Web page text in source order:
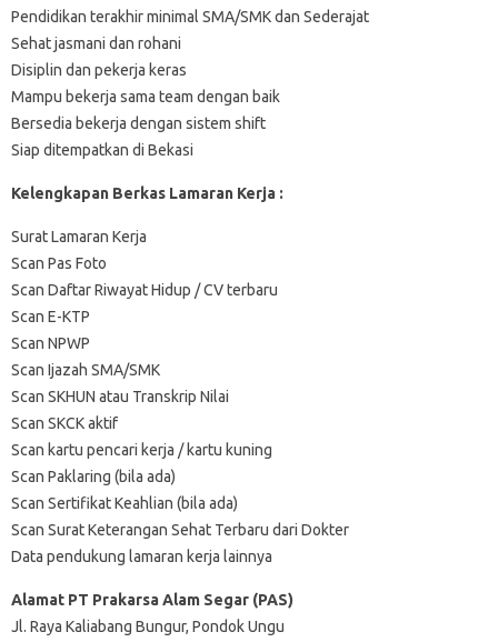
Pendidikan terakhir minimal SMA/SMK dan Sederajat
Sehat jasmani dan rohani
Disiplin dan pekerja keras
Mampu bekerja sama team dengan baik
Bersedia bekerja dengan sistem shift
Siap ditempatkan di Bekasi
Kelengkapan Berkas Lamaran Kerja :
Surat Lamaran Kerja
Scan Pas Foto
Scan Daftar Riwayat Hidup / CV terbaru
Scan E-KTP
Scan NPWP
Scan Ijazah SMA/SMK
Scan SKHUN atau Transkrip Nilai
Scan SKCK aktif
Scan kartu pencari kerja / kartu kuning
Scan Paklaring (bila ada)
Scan Sertifikat Keahlian (bila ada)
Scan Surat Keterangan Sehat Terbaru dari Dokter
Data pendukung lamaran kerja lainnya
Alamat PT Prakarsa Alam Segar (PAS)
Jl. Raya Kaliabang Bungur, Pondok Ungu